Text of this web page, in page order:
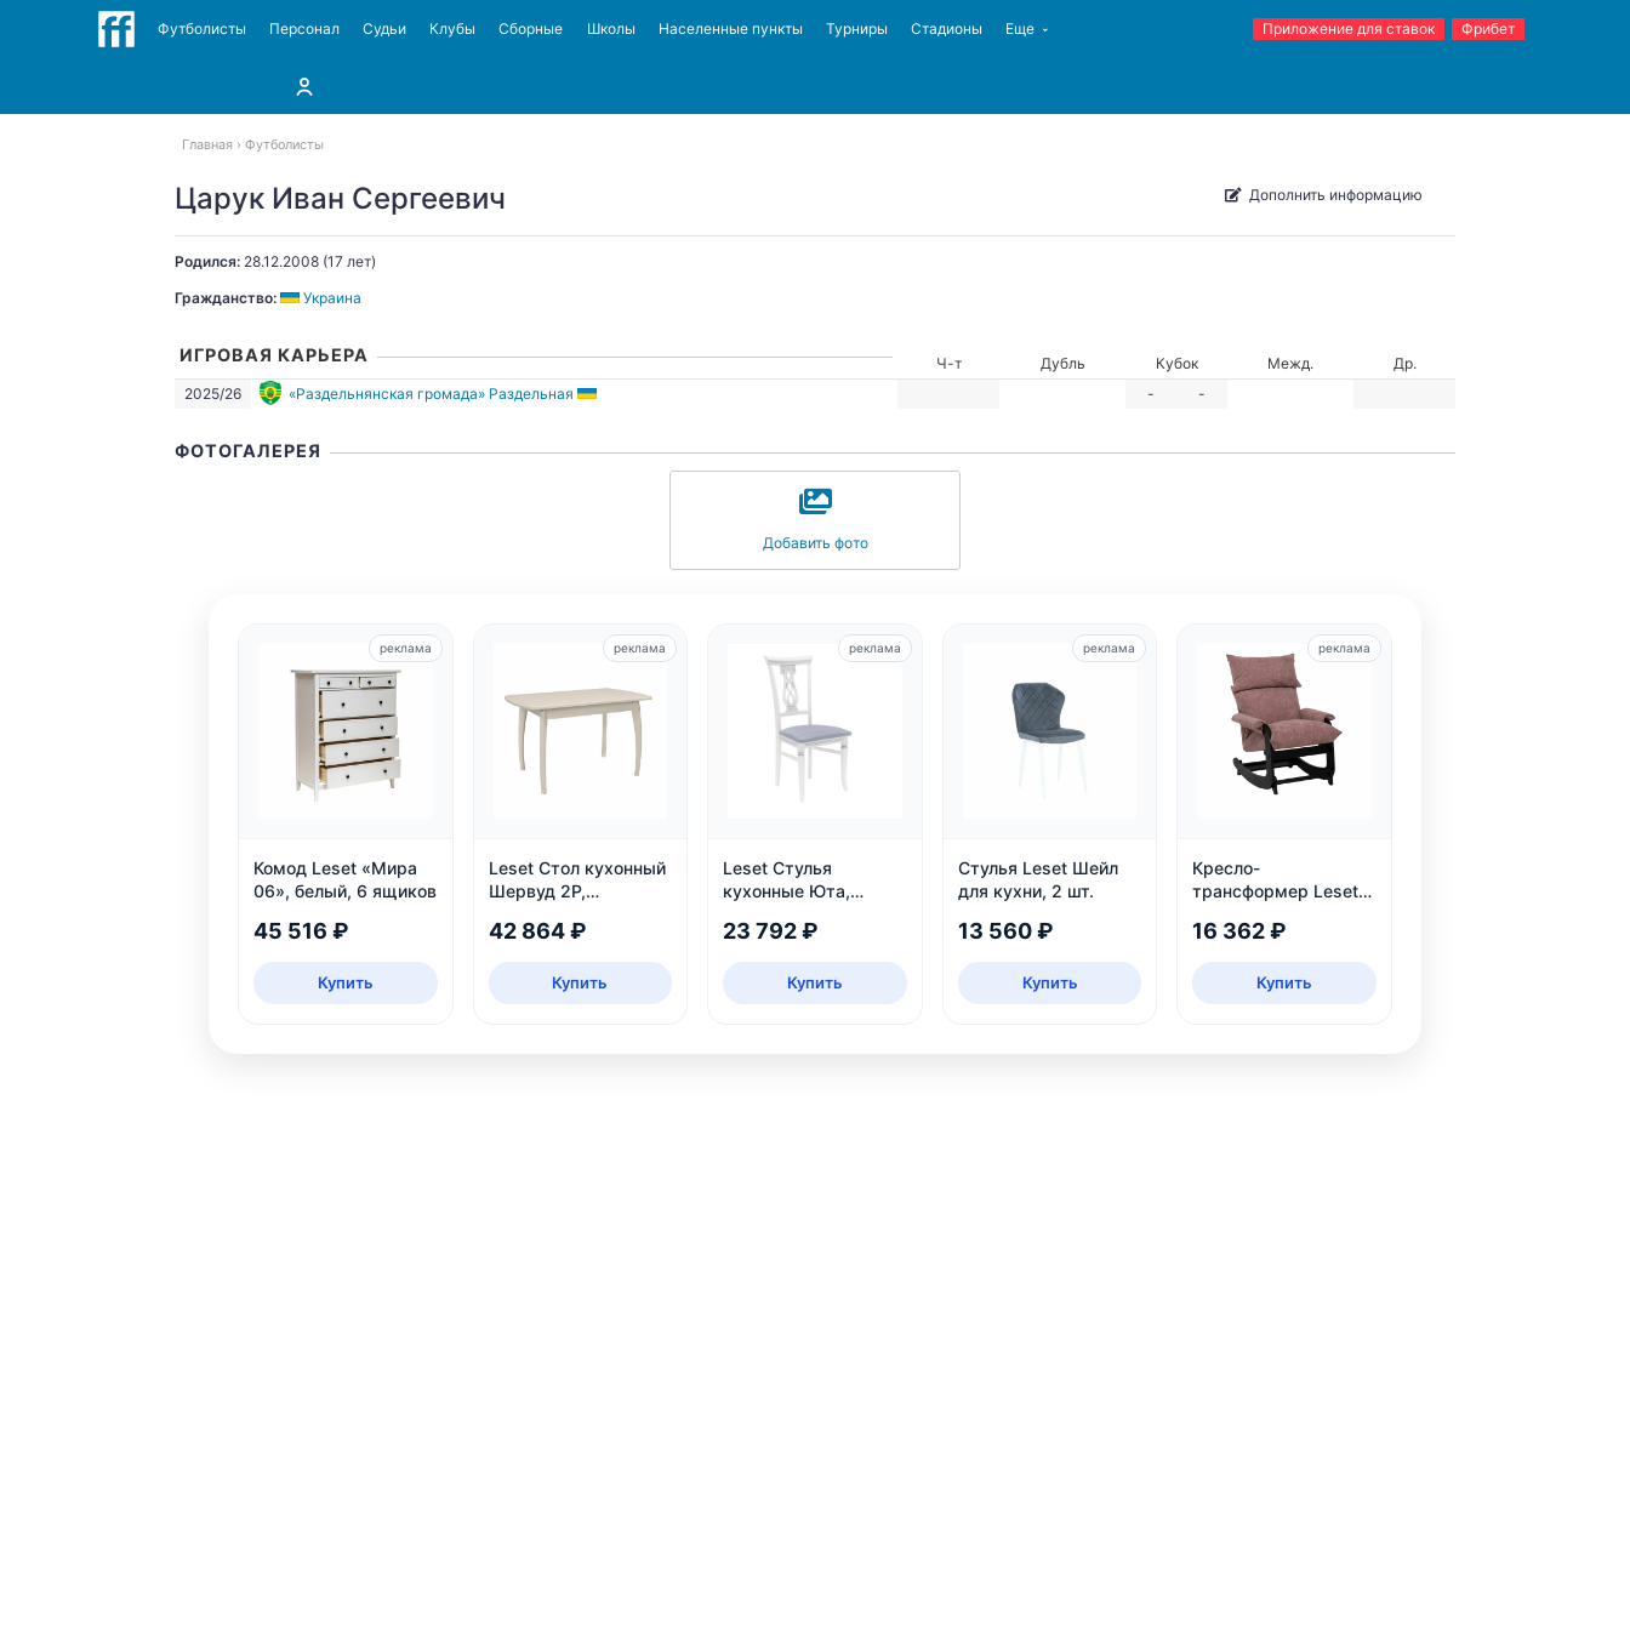
Футболисты Персонал Судьи Клубы Сборные Школы Населенные пункты Турниры Стадионы Еще Приложение для ставок Фрибет
Главная Футболисты
Царук Иван Сергеевич Дополнить информацию
Родился: 28.12.2008 (17 лет)
Гражданство:
Украина
ИГРОВАЯ КАРЬЕРА Ч-т Дубль Кубок Межд.
Др.
2025/26
«Раздельнянская громада» Раздельная - -
ФОТОГАЛЕРЕЯ
Добавить фото
Комод Leset «Мира
06», белый, 6 ящиков
45 516 ₽
Купить
реклама
Leset Стол кухонный
Шервуд 2Р,
42 864 ₽
Купить
реклама
Leset Стулья
кухонные Юта,
серебро
23 792 ₽
Купить
реклама
Стулья Leset Шейл
для кухни, 2 шт.
13 560 ₽
Купить
реклама
Кресло-
трансформер Leset
16 362 ₽
Купить
реклама